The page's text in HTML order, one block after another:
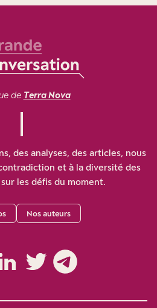
de Terra Nova
des analyses, des articles, nous
et à la diversité des
les défis du moment.
Nos auteurs